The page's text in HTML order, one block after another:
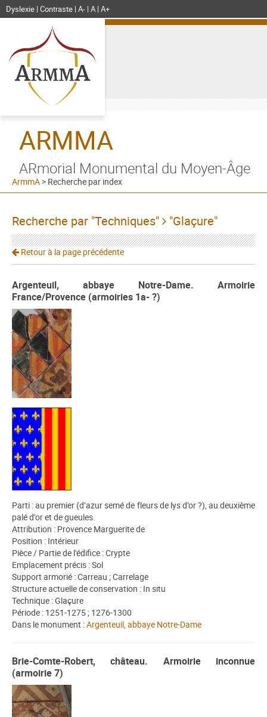
Dyslexie Contraste A- A A+
ARMMA
ARmorial Monumental du Moyen-Âge
ArmmA > Recherche par index
Recherche par "Techniques" "Glaçure"
Retour à la page précédente
Argenteuil, abbaye Notre-Dame. Armoirie
France/Provence (armoiries 1a- ?)
Parti : au premier (d’azur semé de fleurs de lys d’or ?), au deuxième
palé d’or et de gueules.
Attribution : Provence Marguerite de
Position : Intérieur
Pièce / Partie de l'édifice : Crypte
Emplacement précis : Sol
Support armorié : Carreau ; Carrelage
Structure actuelle de conservation : In situ
Technique : Glaçure
Période : 1251-1275 ; 1276-1300
Dans le monument :Argenteuil, abbaye Notre-Dame
Brie-Comte-Robert, château. Armoirie inconnue
(armoirie 7)